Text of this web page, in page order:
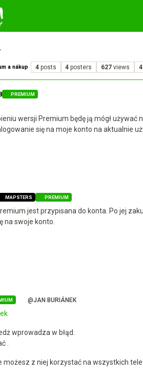
a nákup 4 posts 4 posters 627 views 4
PREMIUM
wersji Premium będę ją mógł
się na moje konto na aktualnie
MAPSTERS PREMIUM
jest przypisana do konta. Po jej
na swoje konto.
@JAN BURIÁNEK
wprowadza w błąd.
.
możesz z niej korzystać na wszystkich